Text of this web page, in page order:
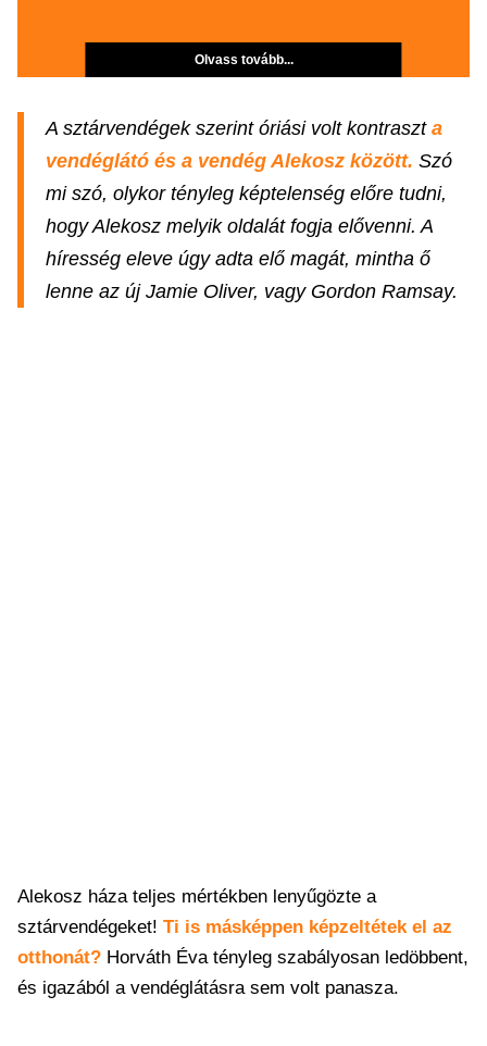
Olvass tovább...
A sztárvendégek szerint óriási volt kontraszt a
vendéglátó és a vendég Alekosz között. Szó
mi szó, olykor tényleg képtelenség előre tudni,
hogy Alekosz melyik oldalát fogja elővenni. A
híresség eleve úgy adta elő magát, mintha ő
lenne az új Jamie Oliver, vagy Gordon Ramsay.
Alekosz háza teljes mértékben lenyűgözte a
sztárvendégeket! Ti is másképpen képzeltétek el az
otthonát? Horváth Éva tényleg szabályosan ledöbbent,
és igazából a vendéglátásra sem volt panasza.